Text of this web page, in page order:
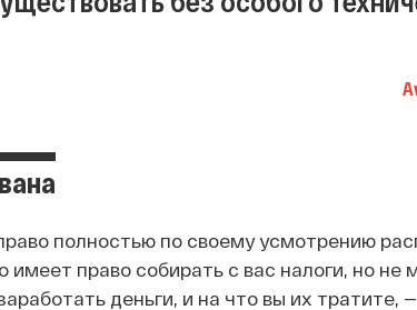
полностью по своему усмотрению
имеет право собирать с вас налоги, но не
деньги, и на что вы их тратите,